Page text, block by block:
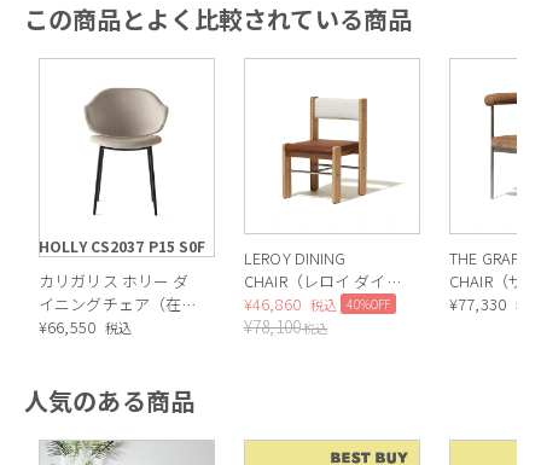
この商品とよく比較されている商品
HOLLY CS2037 P15 S0F
カリガリス ホリー ダ
イニングチェア（在庫
色）／ Calligaris
P15 *
¥66,550 税込
LEROY DINING
CHAIR（レロイ ダイニ
ングチェア）
¥46,860 税込 40%OFF
¥78,100税込
THE
CHAIR（ザ
ン ダイニン
¥77,330 税
人気のある商品